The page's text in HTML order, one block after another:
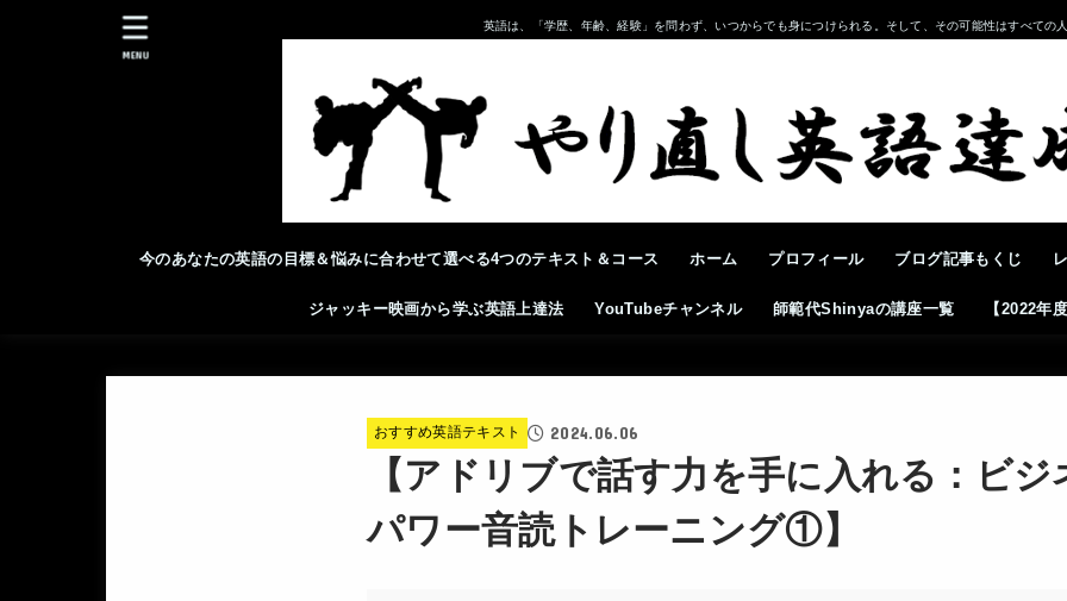
英語は、「学歴、年齢、経験」を問わず、いつからでも身につけられる。そして、その可能性はすべての人
今のあなたの英語の目標＆悩みに合わせて選べる4つのテキスト＆コース ホーム プロフィール ブログ記事もくじ
ジャッキー映画から学ぶ英語上達法 YouTubeチャンネル 師範代Shinyaの講座一覧 【2022年
MENU
おすすめ英語テキスト 2024.06.06
【アドリブで話す力を手に入れる：ビジ
パワー音読トレーニング①】